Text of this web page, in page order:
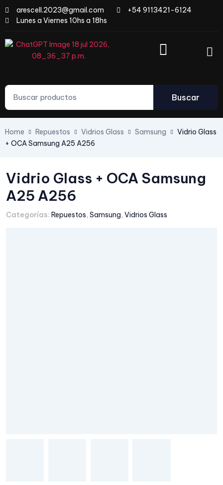
arescell.2023@gmail.com
+54 9113421-6124
Lunes a Viernes 10hs a 18hs
Buscar
Home Repuestos Vidrios Glass Samsung
Vidrio Glass
+ OCA Samsung A25 A256
Vidrio Glass + OCA Samsung
A25 A256
Categorías: Repuestos, Samsung, Vidrios Glass